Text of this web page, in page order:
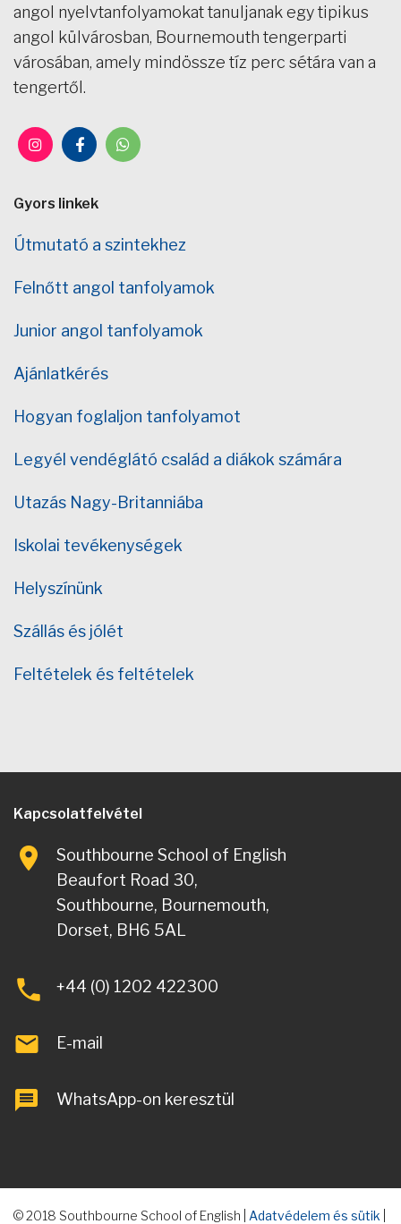
angol nyelvtanfolyamokat tanuljanak egy tipikus
angol külvárosban, Bournemouth tengerparti
városában, amely mindössze tíz perc sétára van a
tengertől.
Gyors linkek
Útmutató a szintekhez
Felnőtt angol tanfolyamok
Junior angol tanfolyamok
Ajánlatkérés
Hogyan foglaljon tanfolyamot
Legyél vendéglátó család a diákok számára
Utazás Nagy-Britanniába
Iskolai tevékenységek
Helyszínünk
Szállás és jólét
Feltételek és feltételek
Kapcsolatfelvétel
Southbourne School of English
Beaufort Road 30,
Southbourne, Bournemouth,
Dorset, BH6 5AL
+44 (0) 1202 422300
E-mail
WhatsApp-on keresztül
© 2018 Southbourne School of English | Adatvédelem és sütik